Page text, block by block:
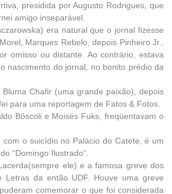
presidida por Augusto Rodrigues, que
amigo inseparável.
era natural que o jornal fizesse
Marques Rebelo, depois Pinheiro Jr.,
omisso ou distante. Ao contrário, estava
nascimento do jornal, no bonito prédio da
Chafir (uma grande paixão), depois
para uma reportagem de Fatos & Fotos.
Bôscoli e Moisés Fuks, freqüentavam o
o suicídio no Palácio do Catete, é um
“Domingo Ilustrado”.
ele) e a famosa greve dos
da então UDF. Houve uma greve
comemorar o que foi considerada